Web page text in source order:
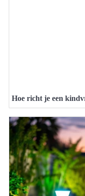
Hoe richt je een